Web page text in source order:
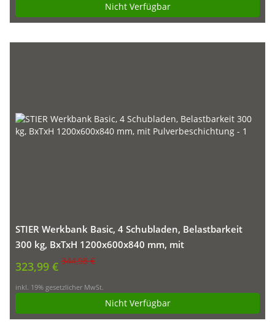
Nicht Verfügbar
STIER Werkbank Basic, 4 Schubladen, Belastbarkeit
300 kg, BxTxH 1200x600x840 mm, mit
Pulverbeschichtung
323,99 € 344,98 €
inkl. 19% gesetzlicher MwSt.
Nicht Verfügbar